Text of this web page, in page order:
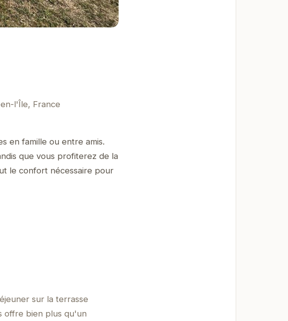
l'Île, France
en famille ou entre amis.
que vous profiterez de la
le confort nécessaire pour
sur la terrasse
offre bien plus qu'un